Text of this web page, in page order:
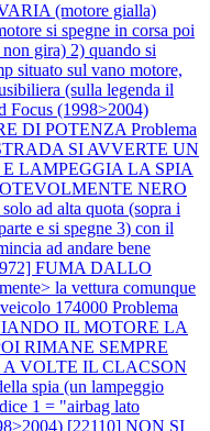
(motore gialla)
si spegne in corsa poi
gira) 2) quando si
situato sul vano motore,
(sulla legenda il
Focus (1998>2004)
DI POTENZA Problema
SI AVVERTE UN
LAMPEGGIA LA SPIA
NERO
ad alta quota (sopra i
e si spegne 3) con il
ad andare bene
FUMA DALLO
la vettura comunque
174000 Problema
IL MOTORE LA
RIMANE SEMPRE
VOLTE IL CLACSON
spia (un lampeggio
1 = "airbag lato
[22110] NON SI